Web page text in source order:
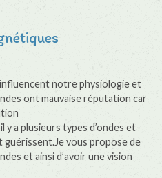
notre physiologie et
ont mauvaise réputation car
a plusieurs types d’ondes et
guérissent.Je vous propose de
et ainsi d’avoir une vision